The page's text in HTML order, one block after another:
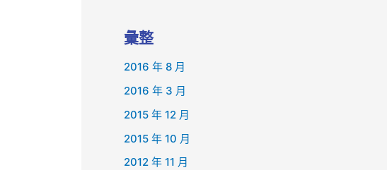
彙整
2016 年 8 月
2016 年 3 月
2015 年 12 月
2015 年 10 月
2012 年 11 月